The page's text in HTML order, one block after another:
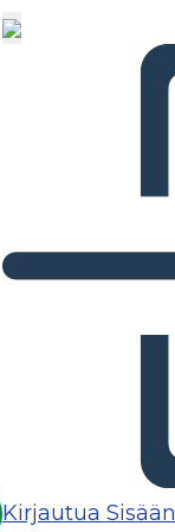
Kirjautua Sisään